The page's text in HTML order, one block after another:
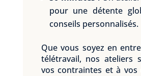
pour une détente
conseils personnalisés.
Que vous soyez en
télétravail, nos ateliers
vos contraintes et à vos